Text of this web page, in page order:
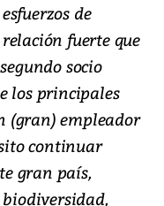
de
fuerte que
socio
los principales
(gran) empleador
continuar
gran país,